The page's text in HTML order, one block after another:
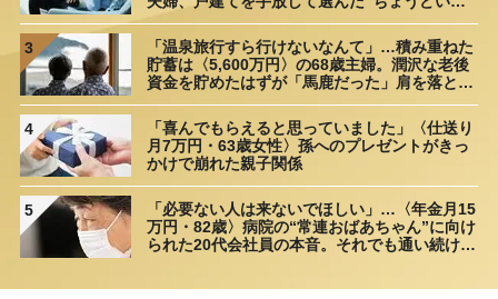
3
「温泉旅行すら行けないなんて」…積み重ねた
貯蓄は〈5,600万円〉の68歳主婦。潤沢な老後
資金を貯めたはずが「馬鹿だった」肩を落とす
4
「喜んでもらえると思っていました」〈仕送り
月7万円・63歳女性〉孫へのプレゼントがきっ
かけで崩れた親子関係
5
「必要ない人は来ないでほしい」…〈年金月15
万円・82歳〉病院の“常連おばあちゃん”に向け
られた20代会社員の本音。それでも通い続ける